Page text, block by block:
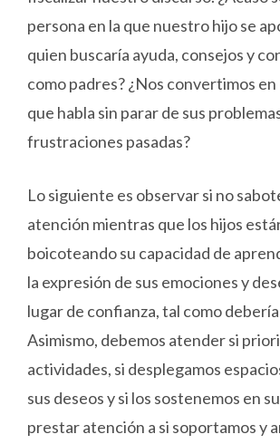
persona en la que nuestro hijo se
quien buscaría ayuda, consejos y
como padres? ¿Nos convertimos en
que habla sin parar de sus
frustraciones pasadas?
Lo siguiente es observar si no
atención mientras que los hijos
boicoteando su capacidad de
la expresión de sus emociones y
lugar de confianza, tal como
Asimismo, debemos atender si
actividades, si desplegamos
sus deseos y si los sostenemos en
prestar atención a si soportamos y